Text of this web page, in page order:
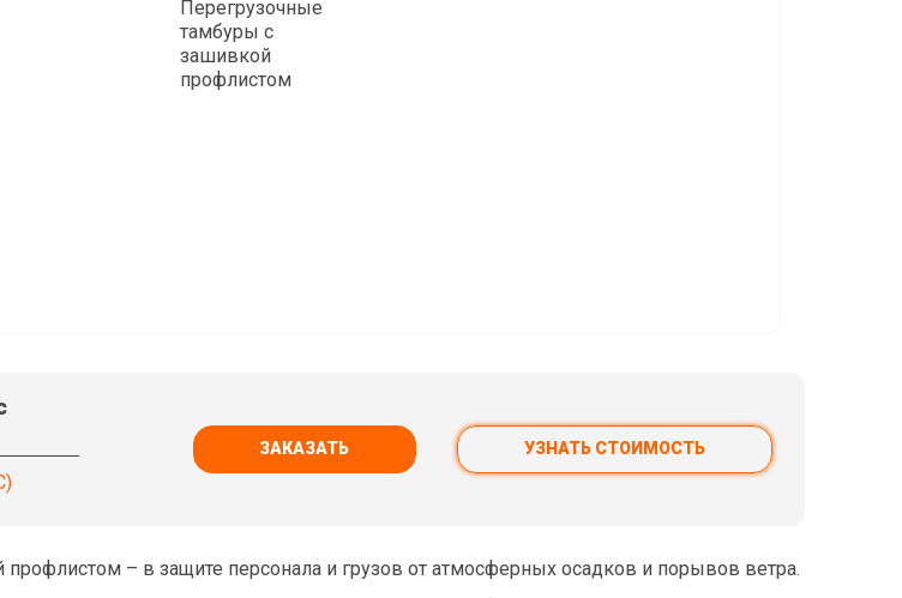
ЗАКАЗАТЬ УЗНАТЬ СТОИМОСТЬ
– в защите персонала и грузов от атмосферных осадков и порывов ветра.